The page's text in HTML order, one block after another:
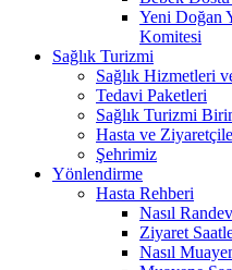
Yeni Doğan
Komitesi
Sağlık Turizmi
Sağlık Hizmetleri
Tedavi Paketleri
Sağlık Turizmi
Hasta ve
Şehrimiz
Yönlendirme
Hasta Rehberi
Nasıl
Ziyaret
Nasıl